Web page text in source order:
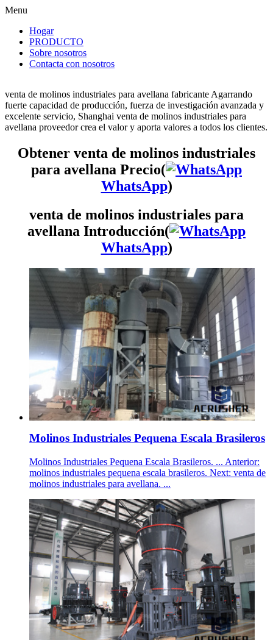
Menu
Hogar
PRODUCTO
Sobre nosotros
Contacta con nosotros
venta de molinos industriales para avellana fabricante Agarrando
fuerte capacidad de producción, fuerza de investigación avanzada y
excelente servicio, Shanghai venta de molinos industriales para
avellana proveedor crea el valor y aporta valores a todos los clientes.
Obtener venta de molinos industriales
para avellana Precio(
WhatsApp)
venta de molinos industriales para
avellana Introducción(
WhatsApp)
Molinos Industriales Pequena Escala Brasileros
Molinos Industriales Pequena Escala Brasileros. ... Anterior:
molinos industriales pequena escala brasileros. Next: venta de
molinos industriales para avellana. ...